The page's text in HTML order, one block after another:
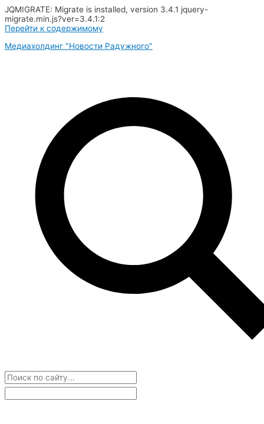
JQMIGRATE: Migrate is installed, version 3.4.1 jquery-
migrate.min.js?ver=3.4.1:2
Перейти к содержимому
Медиахолдинг "Новости Радужного"